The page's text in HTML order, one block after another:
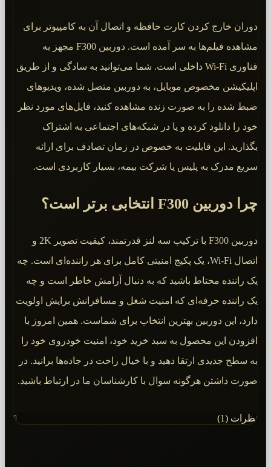
دوران خارج کردن کارت حافظه و اتصال آن به کامپیوتر برای
مشاهده فیلم‌ها به سر آمده است. دوربین F300 مجهز به
فناوری Wi-Fi داخلی است. شما می‌توانید به سادگی و از طریق
اپلیکیشن مخصوص موبایل، به دوربین متصل شده، ویدیوهای
ضبط شده را به صورت زنده مشاهده کنید، فایل‌های مورد نظر
خود را دانلود کرده و یا در شبکه‌های اجتماعی به اشتراک
بگذارید. این قابلیت به خصوص در زمان تصادف برای ارائه
سریع مدرک به پلیس یا شرکت بیمه، بسیار کاربردی است.
چرا دوربین F300 انتخابی برتر است؟
دوربین F300 با ترکیب سه لنز قدرتمند، کیفیت تصویر 2K و
اتصال Wi-Fi، یک پکیج امنیتی کامل برای هر راننده‌ای است. چه
یک راننده محتاط باشید که به دنبال آرامش خاطر است و چه
یک راننده حرفه‌ای که امنیت شغل و مسافرانش برایش اولویت
دارد، این دوربین بهترین انتخاب برای شماست. همین امروز با
افزودن این محصول به سبد خرید خود، امنیت خودروی خود را
به سطح جدیدی ارتقا دهید و با خیال راحت در جاده‌ها برانید. در
صورت داشتن هرگونه سوال با کارشناسان ما در ارتباط باشید.
نظرات (1)